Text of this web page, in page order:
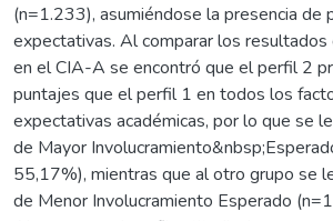
(n=1.233), asumiéndose la presencia de
expectativas. Al comparar los
en el CIA-A se encontró que el perfil 2
puntajes que el perfil 1 en todos los
expectativas académicas, por lo que se
de Mayor
55,17%), mientras que al otro grupo se
de Menor Involucramiento Esperado